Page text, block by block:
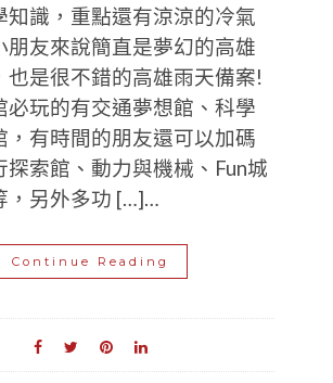
知識，重點還有涼涼的冷氣
朋友來說簡直是夢幻的高雄
也是很不錯的高雄雨天備案!
必玩的有交通夢想館、科學
，有時間的朋友還可以加碼
探索館、動力與機械、Fun城
，另外多功 […]…
Continue Reading